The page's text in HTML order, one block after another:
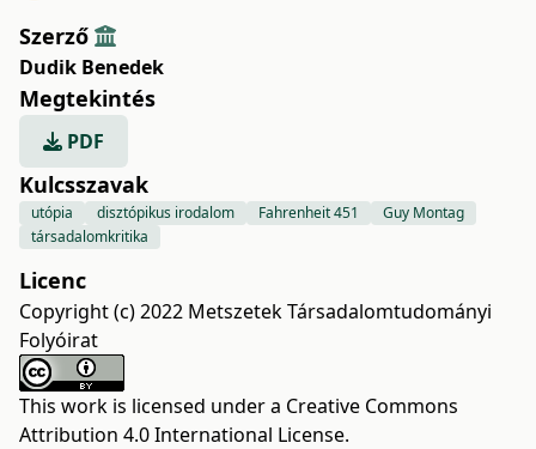
Szerző
Dudik Benedek
Megtekintés
PDF
Kulcsszavak
utópia disztópikus irodalom Fahrenheit 451
Guy Montag
társadalomkritika
Licenc
Copyright (c) 2022 Metszetek Társadalomtudományi
Folyóirat
This work is licensed under a Creative Commons
Attribution 4.0 International License.